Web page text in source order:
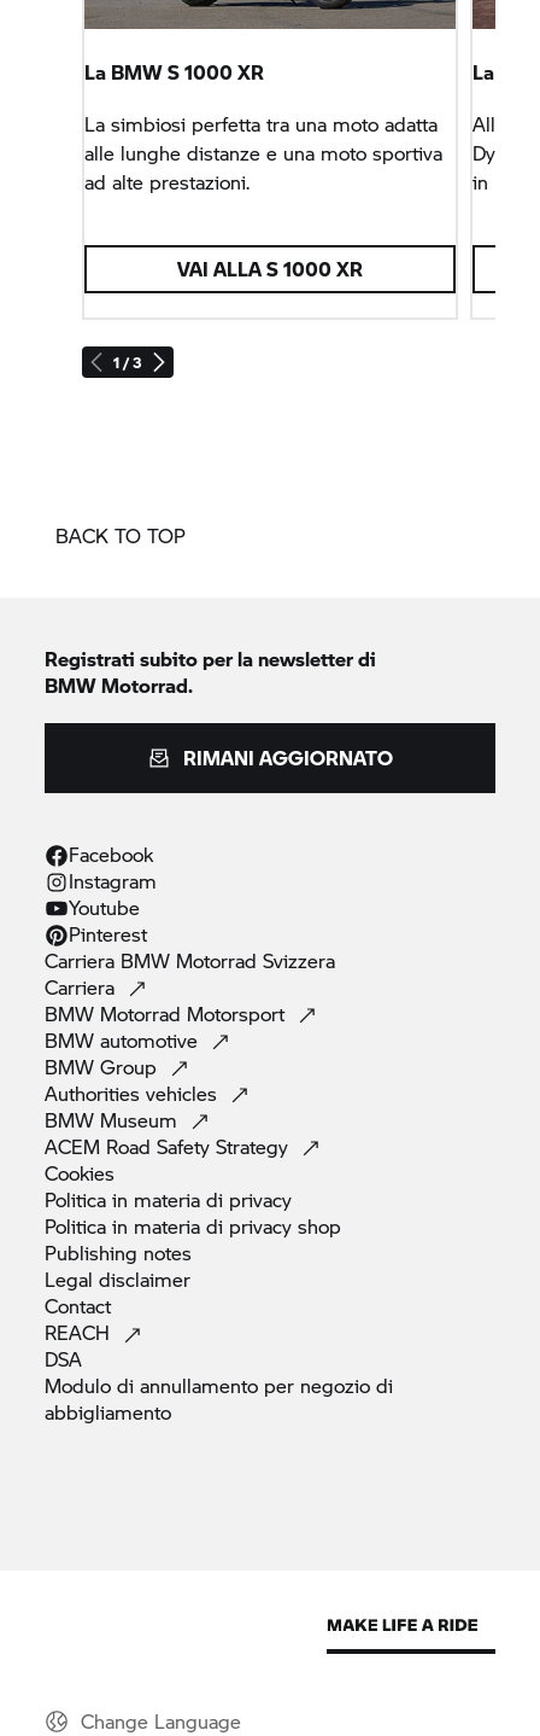
1 / 3
La BMWS 1000 XR
La simbiosi perfetta tra una moto adatta
alle lunghe distanze e una moto sportiva
ad alte prestazioni.
VAI ALLAS 1000 XR
La
Alla
in una
BACK TO TOP
Registrati subito per la newsletter di
BMW Motorrad.
RIMANI AGGIORNATO
Facebook
Instagram
Youtube
Pinterest
Carriera BMW Motorrad Svizzera
Carriera
BMW Motorrad Motorsport
BMWautomotive
BMWGroup
Authoritiesvehicles
BMW Museum
ACEM Road SafetyStrategy
Cookies
Politica in materia di privacy
Politica in materia di privacyshop
Publishing notes
Legaldisclaimer
Contact
REACH
DSA
Modulo di annullamento per negozio di
abbigliamento
Change Language